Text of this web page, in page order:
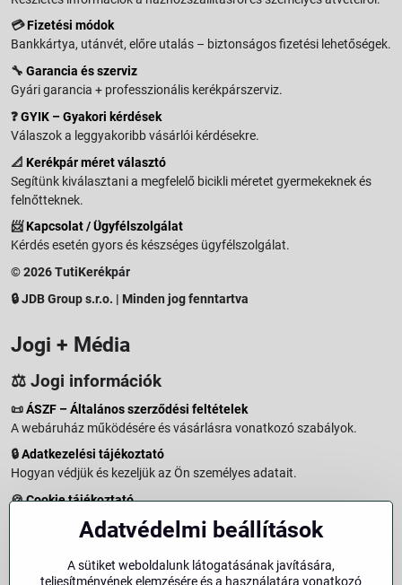
💳Fizetési módok
Bankkártya, utánvét, előre utalás – biztonságos fizetési lehetőségek.
🔧 Garancia és szerviz
Gyári garancia + professzionális kerékpárszerviz.
❓GYIK – Gyakori kérdések
Válaszok a leggyakoribb vásárlói kérdésekre.
📐 Kerékpár méret választó
Segítünk kiválasztani a megfelelő bicikli méretet gyermekeknek és
felnőtteknek.
📨Kapcsolat / Ügyfélszolgálat
Kérdés esetén gyors és készséges ügyfélszolgálat.
© 2026 TutiKerékpár
🔒 JDB Group s.r.o. | Minden jog fenntartva
Jogi + Média
⚖️ Jogi információk
📜ÁSZF – Általános szerződési feltételek
A webáruház működésére és vásárlásra vonatkozó szabályok.
🔒Adatkezelési tájékoztató
Hogyan védjük és kezeljük az Ön személyes adatait.
🍪Cookie tájékoztató
A weboldalon használt sütikről és adatkezelésről.
Vásárlástól való elállás menete és feltételei.
Adatvédelmi beállítások
A sütiket weboldalunk látogatásának javítására,
teljesítményének elemzésére és a használatára vonatkozó